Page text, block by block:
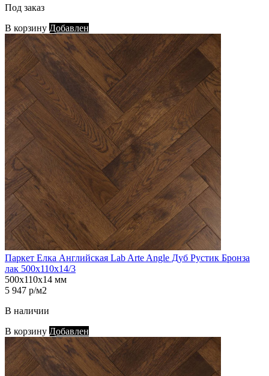
Под заказ
В корзину Добавлен
Паркет Елка Английская Lab Arte Angle Дуб Рустик Бронза
лак 500х110х14/3
500х110х14 мм
5 947 р/м2
В наличии
В корзину Добавлен